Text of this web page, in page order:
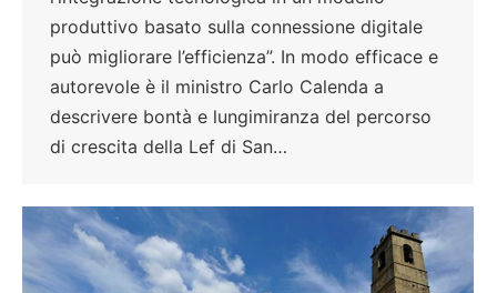
produttivo basato sulla connessione digitale
può migliorare l’efficienza”. In modo efficace e
autorevole è il ministro Carlo Calenda a
descrivere bontà e lungimiranza del percorso
di crescita della Lef di San…